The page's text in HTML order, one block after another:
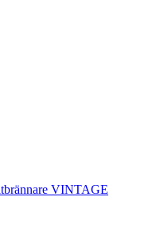
VINTAGE